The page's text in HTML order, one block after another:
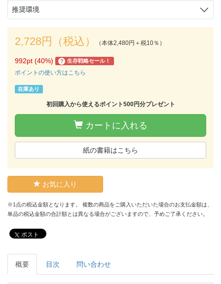
推奨環境
2,728円（税込） （本体2,480円＋税10％）
992pt (40%) ? 生存戦略セール！
ポイントの使い方はこちら
在庫あり
初回購入から使えるポイント500円分プレゼント
カートに入れる
紙の書籍はこちら
お気に入り
※1点の税込金額となります。 複数の商品をご購入いただいた場合のお支払金額は、
単品の税込金額の合計額とは異なる場合がございますので、予めご了承ください。
ポスト
概要 目次 問い合わせ